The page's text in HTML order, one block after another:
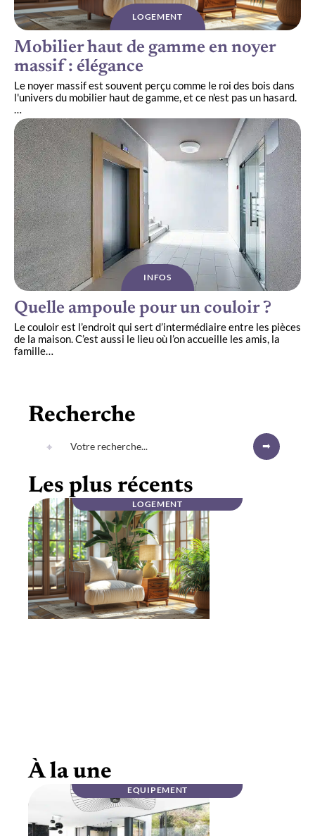
LOGEMENT
Mobilier haut de gamme en noyer
massif : élégance
Le noyer massif est souvent perçu comme le roi des bois dans
l'univers du mobilier haut de gamme, et ce n'est pas un hasard.
…
INFOS
Quelle ampoule pour un couloir ?
Le couloir est l’endroit qui sert d’intermédiaire entre les pièces
de la maison. C’est aussi le lieu où l’on accueille les amis, la
famille…
Recherche
Les plus récents
LOGEMENT
INFOS
À la une
EQUIPEMENT